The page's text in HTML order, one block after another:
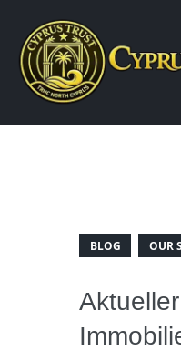
BLOG OUR